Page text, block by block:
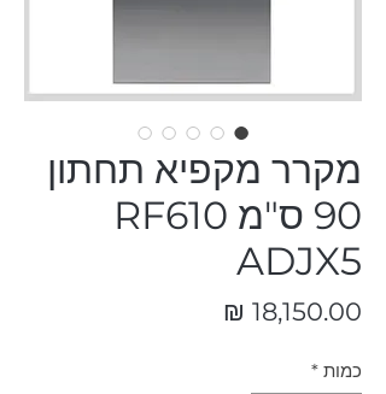
מקרר מקפיא תחתון
90 ס"מ RF610
ADJX5
כמות *